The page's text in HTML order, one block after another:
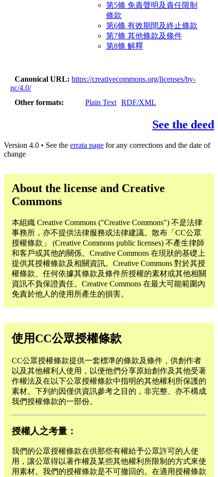
第5條 免責聲明及責任限制
條款
第6條 有效期間及終止條款
第7條 其他條款及條件
第8條 解釋
Canonical URL
https://creativecommons.org/licenses/by-
nc/4.0/
Other formats
Plain Text RDF/XML
See the deed
Version 4.0 • See the errata page for any corrections and the date of
change
About the license and Creative
Commons
本組織 Creative Commons ("Creative Commons") 不是法律
事務所，亦不提供法律服務或法律建議。散布「CC公眾
授權條款」 (Creative Commons public licenses) 不產生律師
和客戶或其他的關係。Creative Commons 在現狀的基礎上
提供其授權條款及相關資訊。Creative Commons 對於其授
權條款、任何依據其條款及條件所授權的素材或其他相關
資訊不負保證責任。Creative Commons 在最大可能範圍內
免責於他人的使用所產生的損害。
使用CC公眾授權條款
CC公眾授權條款提供一套標準的條款及條件，供創作者
以及其他權利人使用，以便他們分享原始創作及其他受著
作權法及在以下公眾授權條款中指明的其他權利所保護的
素材。下列約因僅供資訊參考之目的，非完整、亦不構成
我們授權條款的一部份。
授權人之考量：
我們的公眾授權條款在供那些有權給予公眾許可的人使
用，讓公眾得以著作權及某些其他權利所限制的方式來使
用素材。我們的授權條款是不可撤回的。在適用授權條款